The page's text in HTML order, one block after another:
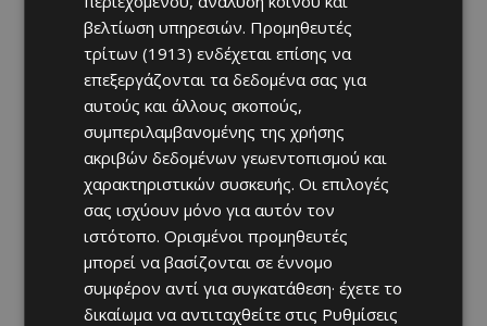
βελτίωση υπηρεσιών. Προμηθευτές
τρίτων (1913) ενδέχεται επίσης να
επεξεργάζονται τα δεδομένα σας για
αυτούς και άλλους σκοπούς,
συμπεριλαμβανομένης της χρήσης
ακριβών δεδομένων γεωεντοπισμού και
χαρακτηριστικών συσκευής. Οι επιλογές
σας ισχύουν μόνο για αυτόν τον
ιστότοπο. Ορισμένοι προμηθευτές
μπορεί να βασίζονται σε έννομο
συμφέρον αντί για συγκατάθεση· έχετε το
δικαίωμα να αντιταχθείτε στις Ρυθμίσεις